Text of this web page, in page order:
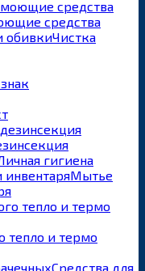
средства
Чистка
гигиена
Мытье
тепло и термо
Средства для